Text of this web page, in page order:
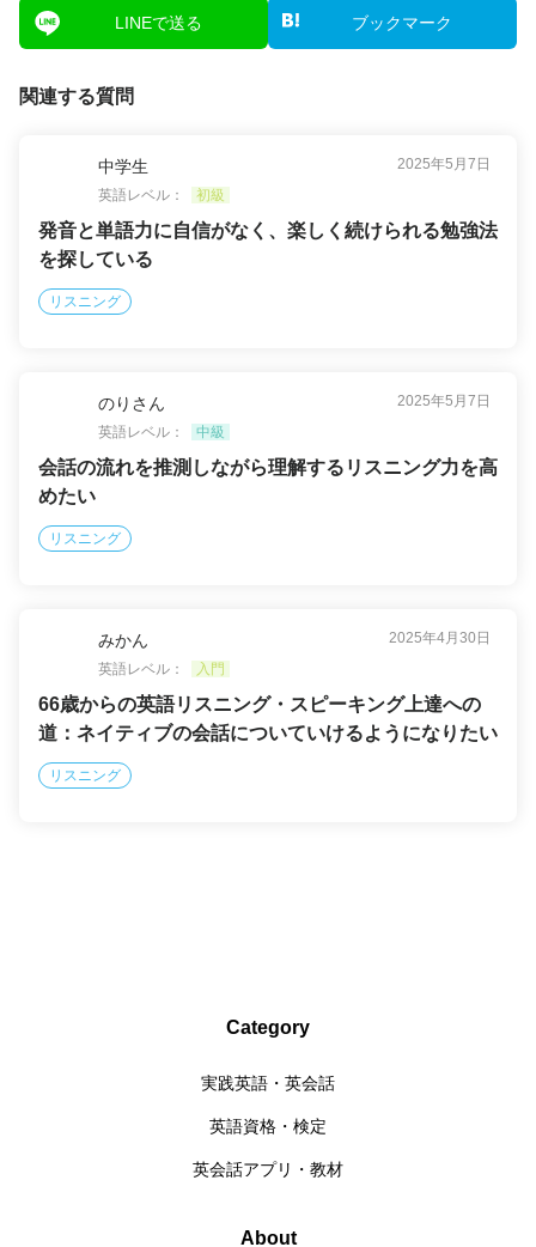
LINEで送る ブックマーク
関連する質問
中学生
2025年5月7日
英語レベル：
初級
発音と単語力に自信がなく、楽しく続けられる勉強法
を探している
リスニング
のりさん
2025年5月7日
英語レベル：
中級
会話の流れを推測しながら理解するリスニング力を高
めたい
リスニング
みかん
2025年4月30日
英語レベル：
入門
66歳からの英語リスニング・スピーキング上達への
道：ネイティブの会話についていけるようになりたい
リスニング
Category
実践英語・英会話
英語資格・検定
英会話アプリ・教材
About